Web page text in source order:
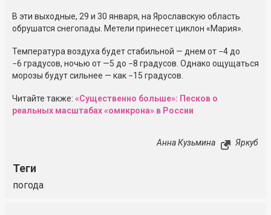
В эти выходные, 29 и 30 января, на Ярославскую область
обрушатся снегопады. Метели принесет циклон «Мария».
Температура воздуха будет стабильной — днем от −4 до
−6 градусов, ночью от —5 до −8 градусов. Однако ощущаться
морозы будут сильнее — как −15 градусов.
Читайте также: «Существенно больше»: Песков о
реальных масштабах «омикрона» в России
Анна Кузьмина Яркуб
Теги
погода